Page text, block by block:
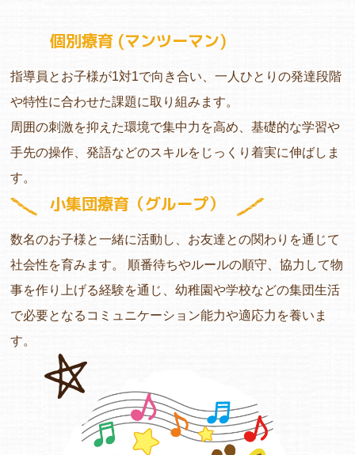
個別療育 (マンツーマン)
指導員とお子様が1対1で向き合い、一人ひとりの発達段階
や特性に合わせた課題に取り組みます。
周囲の刺激を抑えた環境で集中力を高め、基礎的な学習や
手先の操作、発語などのスキルをじっくり着実に伸ばしま
す。
小集団療育（グループ）
数名のお子様と一緒に活動し、お友達との関わりを通じて
社会性を育みます。 順番待ちやルールの順守、協力して物
事を作り上げる経験を通じ、幼稚園や学校などの集団生活
で必要となるコミュニケーション能力や適応力を養いま
す。